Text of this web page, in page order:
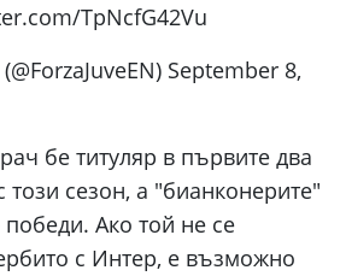
TpNcfG42Vu
September 8,
бе титуляр в първите два
сезон, а "бианконерите"
победи. Ако той не се
с Интер, е възможно